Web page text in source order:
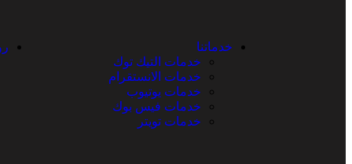
خدماتنا
خدمات التيك توك
خدمات الانستقرام
خدمات يوتيوب
خدمات فيس بوك
خدمات تويتر